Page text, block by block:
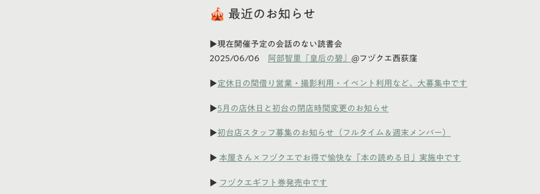
🎪 最近のお知らせ
▶現在開催予定の会話のない読書会
2025/06/06
阿部智里『皇后の碧』 @フヅクエ西荻窪
▶定休日の間借り営業・撮影利用・イベント利用など、大募集中です
▶5月の店休日と初台の閉店時間変更のお知らせ
▶初台店スタッフ募集のお知らせ（フルタイム＆週末メンバー）
▶ 本屋さん×フヅクエでお得で愉快な「本の読める日」実施中です
▶ フヅクエギフト券発売中です